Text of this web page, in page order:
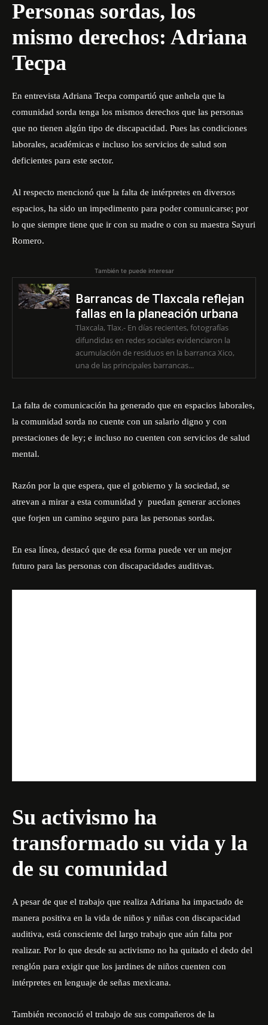
Personas sordas, los
mismo derechos: Adriana
Tecpa
En entrevista Adriana Tecpa compartió que anhela que la
comunidad sorda tenga los mismos derechos que las personas
que no tienen algún tipo de discapacidad. Pues las condiciones
laborales, académicas e incluso los servicios de salud son
deficientes para este sector.
Al respecto mencionó que la falta de intérpretes en diversos
espacios, ha sido un impedimento para poder comunicarse; por
lo que siempre tiene que ir con su madre o con su maestra Sayuri
Romero.
También te puede interesar
Barrancas de Tlaxcala reflejan
fallas en la planeación urbana
Tlaxcala, Tlax.- En días recientes, fotografías
difundidas en redes sociales evidenciaron la
acumulación de residuos en la barranca Xico,
una de las principales barrancas...
La falta de comunicación ha generado que en espacios laborales,
la comunidad sorda no cuente con un salario digno y con
prestaciones de ley; e incluso no cuenten con servicios de salud
mental.
Razón por la que espera, que el gobierno y la sociedad, se
atrevan a mirar a esta comunidad y puedan generar acciones
que forjen un camino seguro para las personas sordas.
En esa línea, destacó que de esa forma puede ver un mejor
futuro para las personas con discapacidades auditivas.
Su activismo ha
transformado su vida y la
de su comunidad
A pesar de que el trabajo que realiza Adriana ha impactado de
manera positiva en la vida de niños y niñas con discapacidad
auditiva, está consciente del largo trabajo que aún falta por
realizar. Por lo que desde su activismo no ha quitado el dedo del
renglón para exigir que los jardines de niños cuenten con
intérpretes en lenguaje de señas mexicana.
También reconoció el trabajo de sus compañeros de la